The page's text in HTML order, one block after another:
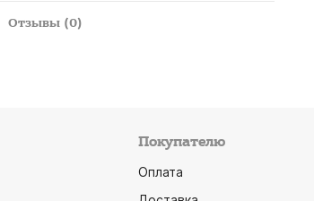
Отзывы (0)
Покупателю
Оплата